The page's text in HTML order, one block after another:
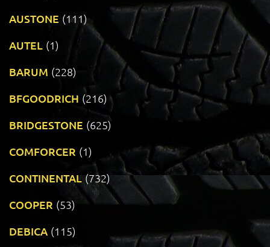
AUSTONE (111)
AUTEL (1)
BARUM (228)
BFGOODRICH (216)
BRIDGESTONE (625)
COMFORCER (1)
CONTINENTAL (732)
COOPER (53)
DEBICA (115)